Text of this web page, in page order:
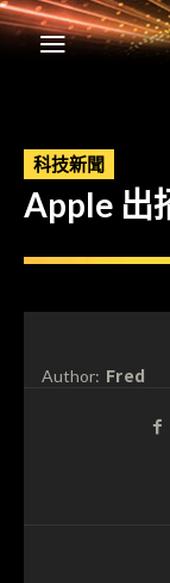
科技新聞
Apple 出
Author: Fred